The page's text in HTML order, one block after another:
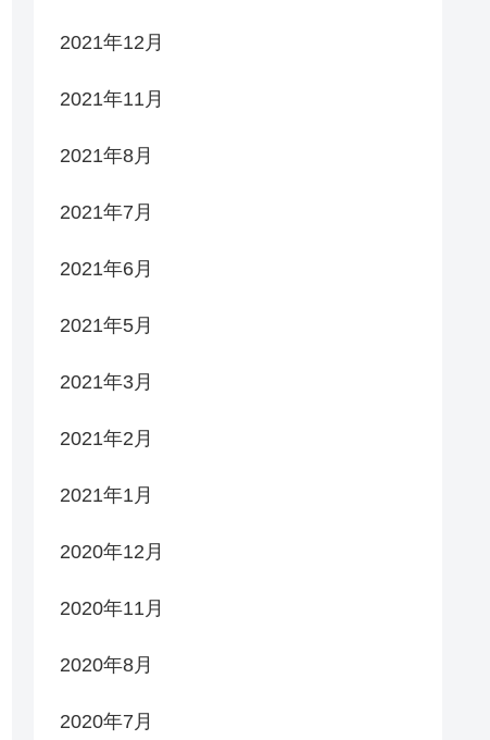
2021年12月
2021年11月
2021年8月
2021年7月
2021年6月
2021年5月
2021年3月
2021年2月
2021年1月
2020年12月
2020年11月
2020年8月
2020年7月